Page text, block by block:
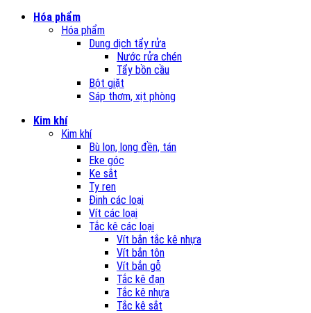
Hóa phẩm
Hóa phẩm
Dung dịch tẩy rửa
Nước rửa chén
Tẩy bồn cầu
Bột giặt
Sáp thơm, xịt phòng
Kim khí
Kim khí
Bù lon, long đền, tán
Eke góc
Ke sắt
Ty ren
Đinh các loại
Vít các loại
Tắc kê các loại
Vít bắn tắc kê nhựa
Vít bắn tôn
Vít bắn gỗ
Tắc kê đạn
Tắc kê nhựa
Tắc kê sắt